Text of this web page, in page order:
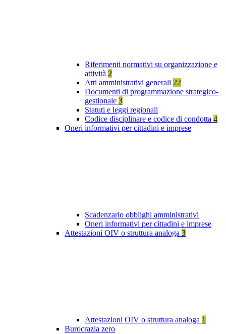
Riferimenti normativi su organizzazione e
attività 2
Atti amministrativi generali 22
Documenti di programmazione strategico-
gestionale 3
Statuti e leggi regionali
Codice disciplinare e codice di condotta 4
Oneri informativi per cittadini e imprese
Scadenzario obblighi amministrativi
Oneri informativi per cittadini e imprese
Attestazioni OIV o struttura analoga 3
Attestazioni OIV o struttura analoga 1
Burocrazia zero